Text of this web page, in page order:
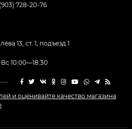
728-20-76
13, ст. 1, подъезд 1
10:00—18:30